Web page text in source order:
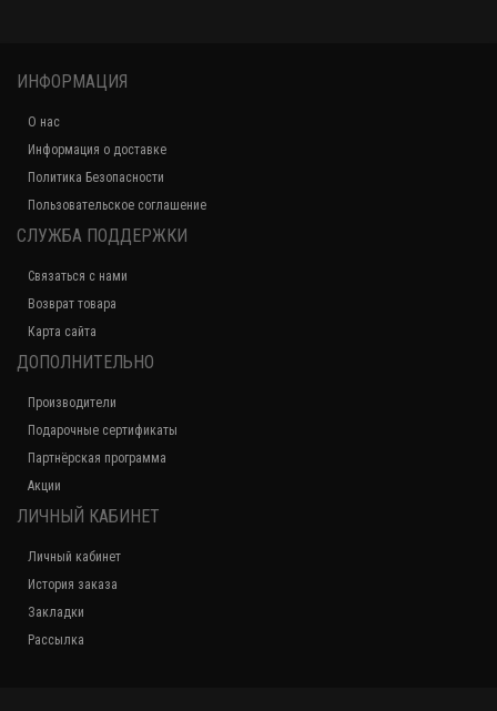
ИНФОРМАЦИЯ
О нас
Информация о доставке
Политика Безопасности
Пользовательское соглашение
СЛУЖБА ПОДДЕРЖКИ
Связаться с нами
Возврат товара
Карта сайта
ДОПОЛНИТЕЛЬНО
Производители
Подарочные сертификаты
Партнёрская программа
Акции
ЛИЧНЫЙ КАБИНЕТ
Личный кабинет
История заказа
Закладки
Рассылка